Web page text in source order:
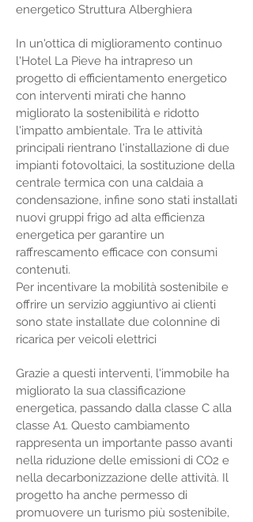
energetico Struttura Alberghiera
In un'ottica di miglioramento continuo
l'Hotel La Pieve ha intrapreso un
progetto di efficientamento energetico
con interventi mirati che hanno
migliorato la sostenibilità e ridotto
l'impatto ambientale. Tra le attività
principali rientrano l'installazione di due
impianti fotovoltaici, la sostituzione della
centrale termica con una caldaia a
condensazione, infine sono stati installati
nuovi gruppi frigo ad alta efficienza
energetica per garantire un
raffrescamento efficace con consumi
contenuti.
Per incentivare la mobilità sostenibile e
offrire un servizio aggiuntivo ai clienti
sono state installate due colonnine di
ricarica per veicoli elettrici
Grazie a questi interventi, l'immobile ha
migliorato la sua classificazione
energetica, passando dalla classe C alla
classe A1. Questo cambiamento
rappresenta un importante passo avanti
nella riduzione delle emissioni di CO2 e
nella decarbonizzazione delle attività. Il
progetto ha anche permesso di
promuovere un turismo più sostenibile,